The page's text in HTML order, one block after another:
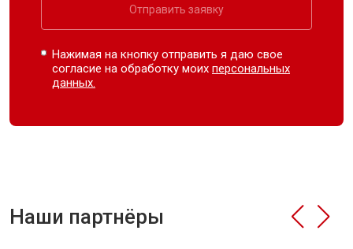
Отправить заявку
Нажимая на кнопку отправить я даю свое
согласие на обработку моихперсональных
данных.
Наши партнёры